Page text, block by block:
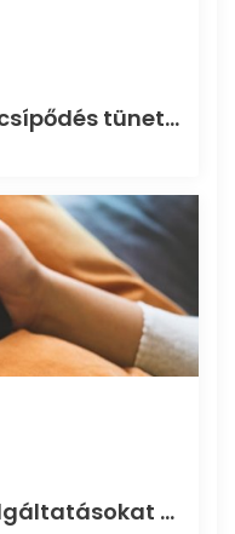
Mi a teendő ha idegbecsípődés tüneteit tapasztaljuk?
Milyen garanciális szolgáltatásokat kínál az Iphone szerviz?